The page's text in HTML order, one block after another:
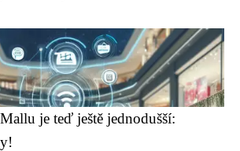
je teď ještě jednodušší: